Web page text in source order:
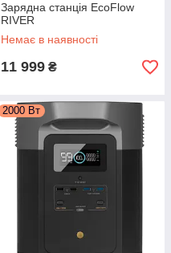
Зарядна станція EcoFlow
RIVER
Немає в наявності
11 999 ₴
2000 Вт